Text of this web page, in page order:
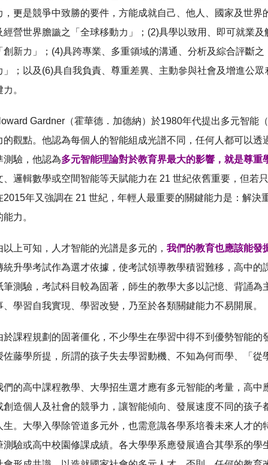
，更是競爭中致勝的要件，方能成就自己、他人、國家及世
經營世界膽識之「全球移動力」；(2)具學以致用、即可就業
創新力」；(4)具跨專業、多重領域的溝通、分析及綜合評斷
」；以及(6)具自我負責、尊重差異、主動參與社會及增進公
力。
Gardner（霍華德．加德納）於1980年代提出多元智能
的觀點。他認為每個人的智能組成光譜不同，任何人都可以
測驗，他認為多元智能理論對於教育界最大的影響，就是尊
、邏輯數學或空間智能等天賦能力在 21 世紀依舊重要，但若
2015年又強調在 21 世紀，年輕人最重要的關鍵能力是：解
能力。
以上可知，人才智能的光譜是多元的， 我們的教育也應該能發
統升學考試作為選才依據，使考試領導教學積習難移，高中
筆測驗，考試科目較為固著，師生的教學大多以記憶、背誦
、學習自我實現、學習改變，乃至於各類關鍵能力不易開展。
於課程規劃的固著僵化，不少學生在學習中得不到優勢智能
佐藤學所提，所謂的孩子失去學習動機、不知為何而學、「從
們的高中課程教學、大學招生選才應有多元智能的考量，高
創造個人及社會的競爭力，讓智能傾向、發展速度不同的孩
生。大學入學除管道多元外，也需意識各學系培養未來人才
測驗或高中校園修課成績。各大學學系應發展適合其學系的